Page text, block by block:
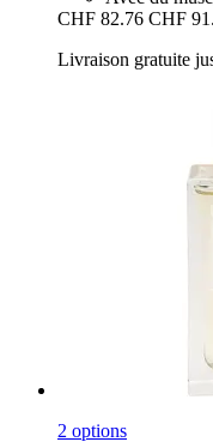
CHF 82.76 CHF
Livraison gratuite
2 options